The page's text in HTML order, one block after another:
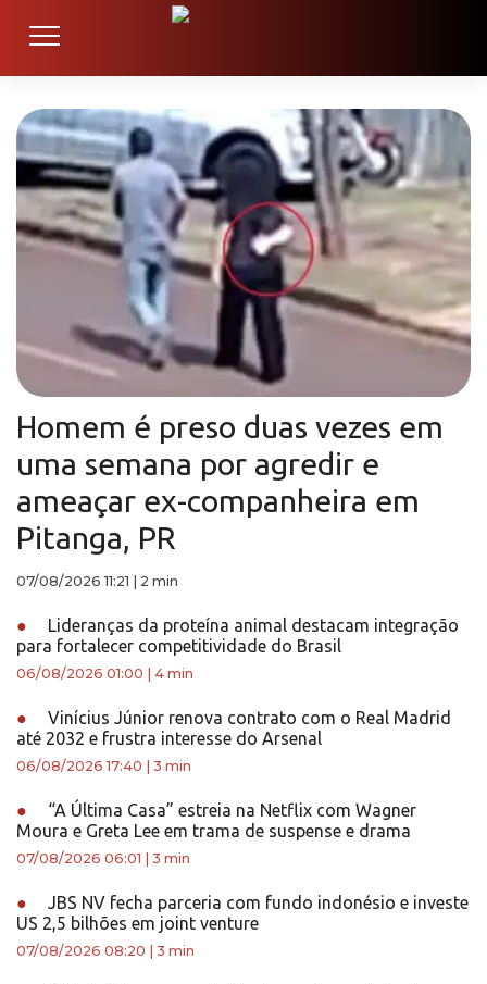
Homem é preso duas vezes em
uma semana por agredir e
ameaçar ex-companheira em
Pitanga, PR
07/08/2026 11:21 2 min
●
Lideranças da proteína animal destacam integração
para fortalecer competitividade do Brasil
06/08/2026 01:00 4 min
●
Vinícius Júnior renova contrato com o Real Madrid
até 2032 e frustra interesse do Arsenal
06/08/2026 17:40 3 min
●
“A Última Casa” estreia na Netflix com Wagner
Moura e Greta Lee em trama de suspense e drama
07/08/2026 06:01 3 min
●
JBS NV fecha parceria com fundo indonésio e investe
US 2,5 bilhões em joint venture
07/08/2026 08:20 3 min